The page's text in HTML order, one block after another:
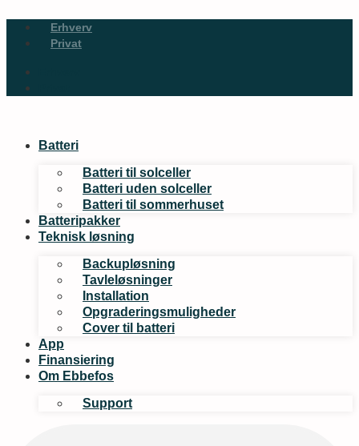
indhold
Erhverv
Privat
Batteri
Batteri til solceller
Batteri uden solceller
Batteri til sommerhuset
Batteripakker
Teknisk løsning
Backupløsning
Tavleløsninger
Installation
Opgraderingsmuligheder
Cover til batteri
App
Finansiering
Om Ebbefos
Support